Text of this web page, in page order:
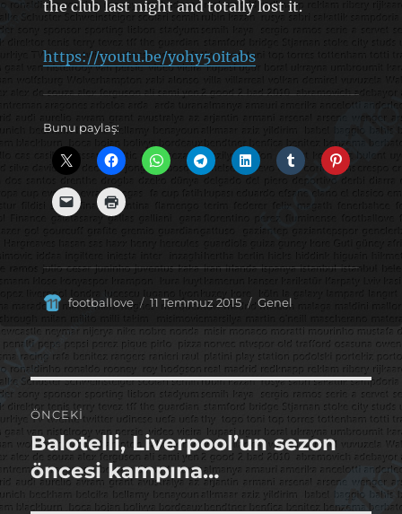
the club last night and totally lost it.
https://youtu.be/yohy50itabs
Bunu paylaş:
Yazar
footballove
Yayın
11 Temmuz 2015 Kategoriler
Genel
Yazı
gezinmesi
ÖNCEKI
Önceki
yazı:
Balotelli, Liverpool’un sezon
öncesi kampına…